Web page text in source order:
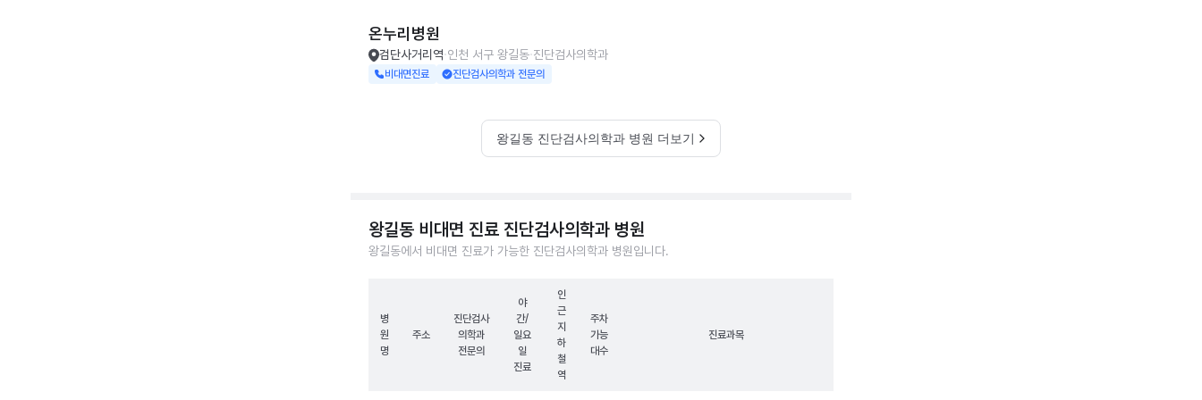
온누리병원
검단사거리역 인천 서구 왕길동 진단검사의학과
비대면진료 진단검사의학과 전문의
왕길동 진단검사의학과 병원 더보기
왕길동 비대면 진료 진단검사의학과 병원
왕길동에서 비대면 진료가 가능한 진단검사의학과 병원입니다.
병
원
명
주소
진단검사
의학과
전문의
야
간/
일요
일
진료
인
근
지
하
철
역
주차
가능
대수
진료과목